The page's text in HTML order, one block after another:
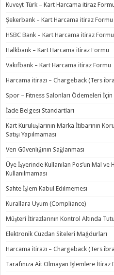
Kuveyt Türk – Kart Harcama itiraz
Şekerbank – Kart Harcama itiraz Formu
HSBC Bank – Kart Harcama itiraz Formu
Halkbank – Kart Harcama itiraz Formu
Vakıfbank – Kart Harcama itiraz Formu
Harcama itirazı – Chargeback (Ters
Spor – Fitness Salonları Ödemeleri İçin
İade Belgesi Standartları
Kart Kuruluşlarının Marka İtibarının
Satışı Yapılmaması
Veri Güvenliğinin Sağlanması
Üye İşyerinde Kullanılan Pos’un Mal ve
Kullanılmaması
Sahte İşlem Kabul Edilmemesi
Kurallara Uyum (Compliance)
Müşteri İtirazlarının Kontrol Altında
Elektronik Cüzdan Siteleri Mağdurları
Harcama itirazı – Chargeback (Ters
Tarafınıza Ait Olmayan İşlemlere İtiraz